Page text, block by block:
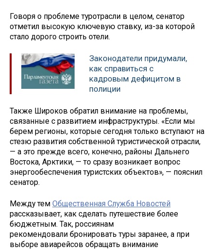
Говоря о проблеме туротрасли в целом, сенатор
отметил высокую ключевую ставку, из-за которой
стало дорого строить отели.
Законодатели придумали,
как справиться с
кадровым дефицитом в
полиции
Также Широков обратил внимание на проблемы,
связанные с развитием инфраструктуры. «Если мы
берем регионы, которые сегодня только вступают на
стезю развития собственной туристической отрасли,
— а это прежде всего, конечно, районы Дальнего
Востока, Арктики, — то сразу возникает вопрос
энергообеспечения туристских объектов», — пояснил
сенатор.
Между тем Общественная Служба Новостей
рассказывает, как сделать путешествие более
бюджетным. Так, россиянам
рекомендовали бронировать туры заранее, а при
выборе авиарейсов обращать внимание